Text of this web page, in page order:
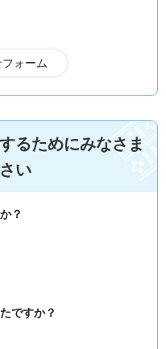
るためにみなさま
い
？
ですか？